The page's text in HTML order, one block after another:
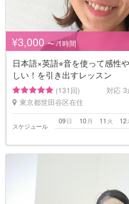
¥3,000 〜 /1時間
日本語×英語⭐︎音を使って感性
しい！を引き出すレッスン
(131回) 対応 3
東京都世田谷区在住
スケジュール
日
09 月
10 火
11 12